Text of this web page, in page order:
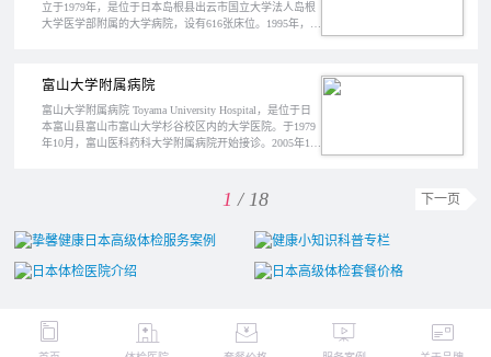
立于1979年，是位于日本岛根县出云市国立大学法人岛根
大学医学部附属的大学病院，设有616张床位。1995年，日
富山大学附属病院
富山大学附属病院 Toyama University Hospital，是位于日
本富山县富山市富山大学杉谷校区内的大学医院。于1979
年10月，富山医科药科大学附属病院开始接诊。2005年10
1 / 18 下一页